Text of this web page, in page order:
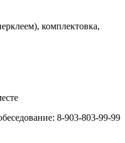
комплектовка,
8-903-803-99-99